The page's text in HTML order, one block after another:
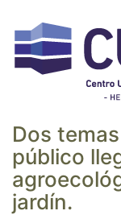
Dos
público
jardín.